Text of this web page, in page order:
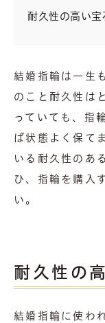
耐久性の高い宝
結婚指輪は一生
のこと耐久性は
っていても、指
ば状態よく保て
いる耐久性のあ
ひ、指輪を購入
い。
耐久性の
結婚指輪に使わ